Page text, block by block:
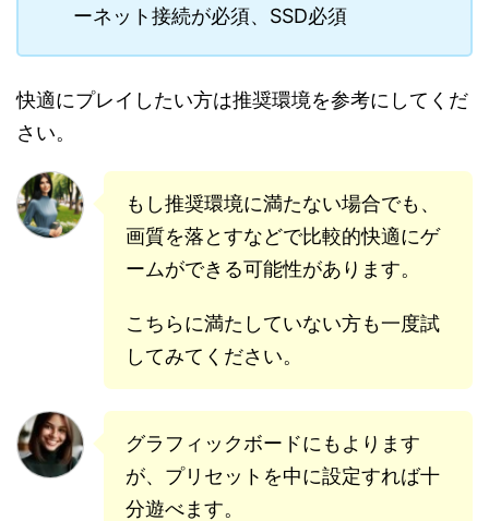
ーネット接続が必須、SSD必須
快適にプレイしたい方は推奨環境を参考にしてくだ
さい。
もし推奨環境に満たない場合でも、
画質を落とすなどで比較的快適にゲ
ームができる可能性があります。
こちらに満たしていない方も一度試
してみてください。
グラフィックボードにもよります
が、プリセットを中に設定すれば十
分遊べます。